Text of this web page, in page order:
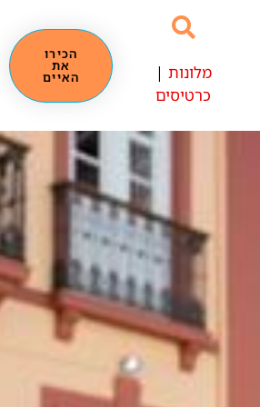
מלונות |
כרטיסים
הכירו
את
האיים